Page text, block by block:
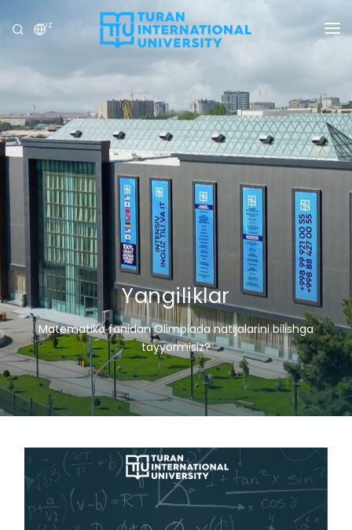
UZ
UNIVERSITET
DASTURLAR
QABUL
TADQIQOT
XALQARO ALOQALAR
YANGILIKLAR
OLIMPIADA
Yangiliklar
Matematika fanidan Olimpiada natijalarini bilishga
tayyormisiz?